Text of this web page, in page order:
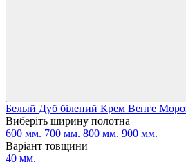
Белый Дуб білений Крем Венге
Виберіть ширину полотна
600 мм. 700 мм. 800 мм. 900 мм.
Варіант товщини
40 мм.